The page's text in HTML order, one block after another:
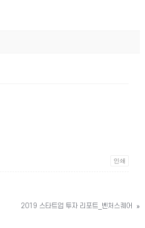
인쇄
2019 스타트업 투자 리포트_벤처스퀘어 »